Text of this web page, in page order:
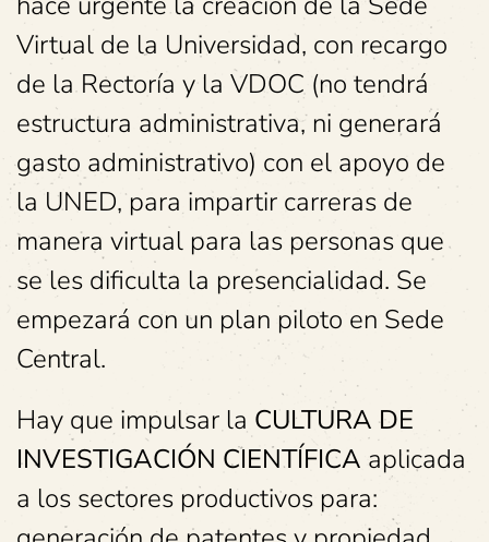
Virtual de la Universidad, con recargo
de la Rectoría y la VDOC (no tendrá
estructura administrativa, ni generará
gasto administrativo) con el apoyo de
la UNED, para impartir carreras de
manera virtual para las personas que
se les dificulta la presencialidad. Se
empezará con un plan piloto en Sede
Central.
Hay que impulsar la CULTURA DE
INVESTIGACIÓN CIENTÍFICA aplicada
a los sectores productivos para: